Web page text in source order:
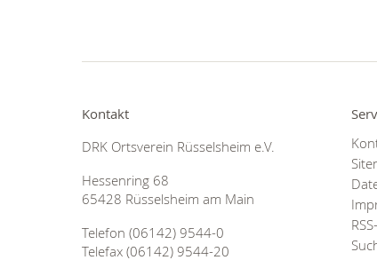
Kontakt
DRK Ortsverein Rüsselsheim e.V.
Hessenring 68
65428 Rüsselsheim am Main
Telefon (06142) 9544-0
Telefax (06142) 9544-20